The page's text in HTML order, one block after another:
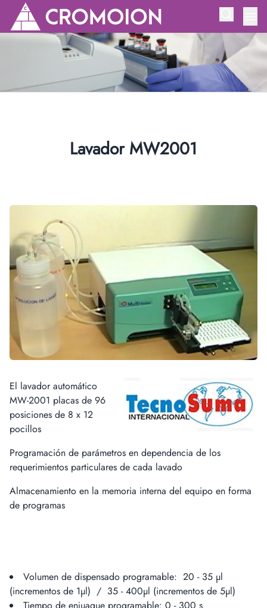
Lavador MW2001
El lavador automático
MW-2001 placas de 96
posiciones de 8 x 12
pocillos
Programación de parámetros en dependencia de los
requerimientos particulares de cada lavado
Almacenamiento en la memoria interna del equipo en forma
de programas
Volumen de dispensado programable: 20 - 35 µl
(incrementos de 1µl) / 35 - 400µl (incrementos de 5µl)